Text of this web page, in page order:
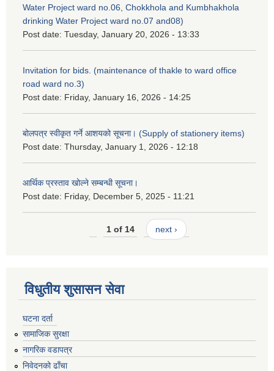
Water Project ward no.06, Chokkhola and Kumbhakhola
drinking Water Project ward no.07 and08)
Post date: Tuesday, January 20, 2026 - 13:33
Invitation for bids. (maintenance of thakle to ward office
road ward no.3)
Post date: Friday, January 16, 2026 - 14:25
बोलपत्र स्वीकृत गर्ने आशयको सूचना। (Supply of stationery items)
Post date: Thursday, January 1, 2026 - 12:18
आर्थिक प्रस्ताव खोल्ने सम्बन्धी सूचना।
Post date: Friday, December 5, 2025 - 11:21
1 of 14 next ›
विधुतीय शुसासन सेवा
घटना दर्ता
सामाजिक सुरक्षा
नागरिक वडापत्र
निवेदनको ढाँचा